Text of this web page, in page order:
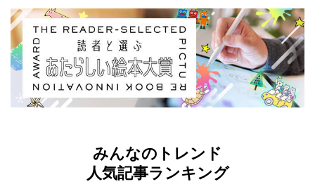
みんなのトレンド
人気記事ランキング